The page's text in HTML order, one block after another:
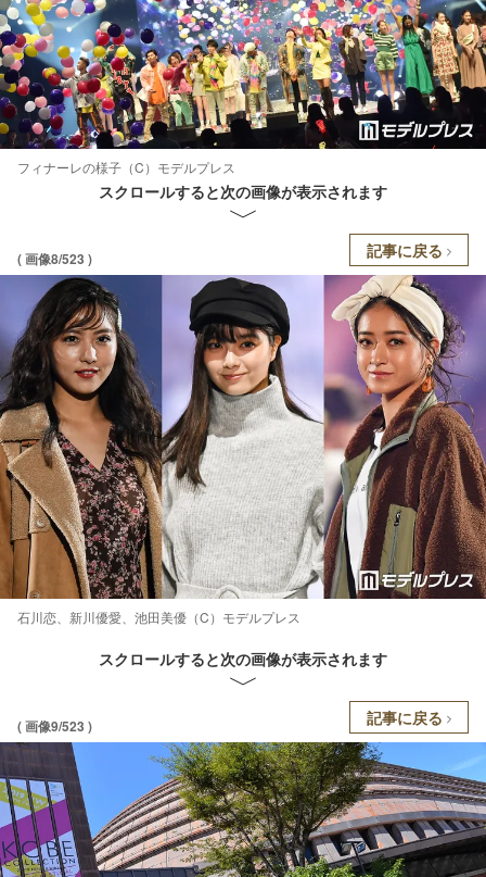
フィナーレの様子（C）モデルプレス
スクロールすると次の画像が表示されます
( 画像8/523 ) 記事に戻る
石川恋、新川優愛、池田美優（C）モデルプレス
スクロールすると次の画像が表示されます
( 画像9/523 ) 記事に戻る